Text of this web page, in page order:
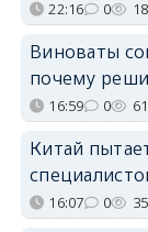
22:16 0
Виноваты
почему
16:59 0
Китай
16:07 0